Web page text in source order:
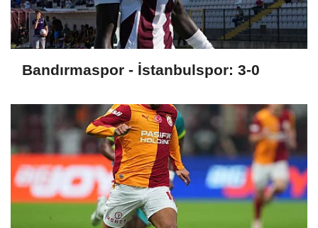
Bandırmaspor - İstanbulspor: 3-0